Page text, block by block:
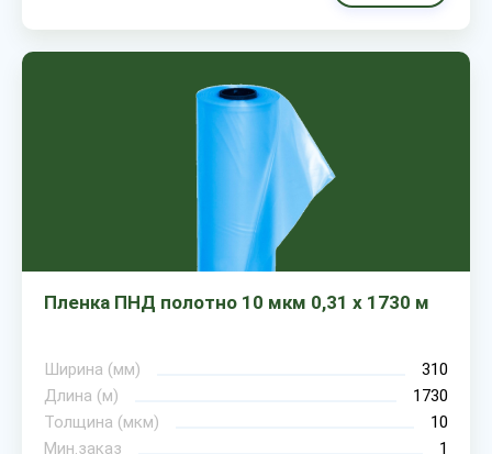
Пленка ПНД полотно 10 мкм 0,31 х 1730 м
Ширина (мм)
310
Длина (м)
1730
Толщина (мкм)
10
Мин.заказ
1